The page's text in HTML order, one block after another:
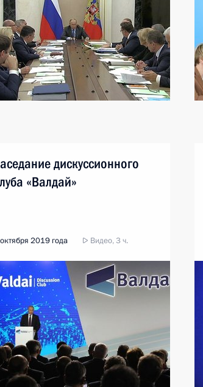
дискуссионного
«Валдай»
2019 года Видео, 3 ч.